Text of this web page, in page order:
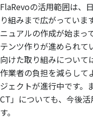
FlaRevoの活用範囲は、
り組みまで広がっていま
ニュアルの作成が始まっ
テンツ作りが進められて
向けた取り組みについて
作業者の負担を減らして
ジェクトが進行中です。
CT」についても、今後
す。